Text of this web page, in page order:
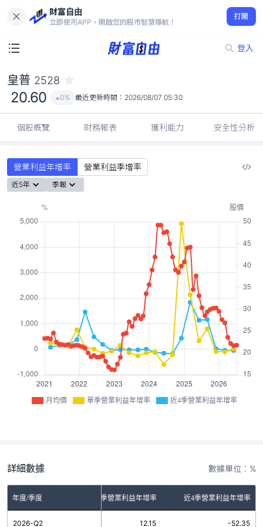
財富自由
立即使用APP，開啟您的股市智慧導航！
打開
登入
20.60
0%
皇普 2528
20.60 0% 最近更新時間： 2026/08/07 05:30
個股概覽 財務報表 獲利能力 安全性分析
營業利益年增率 營業利益季增率
近5年 季報
月均價 單季營業利益年增率 近4季營業利益年增率
詳細數據 數據單位：%
年度/季度 單季營業利益年增率 近4季營業利益年增率
2026-Q2 12.15 -52.35